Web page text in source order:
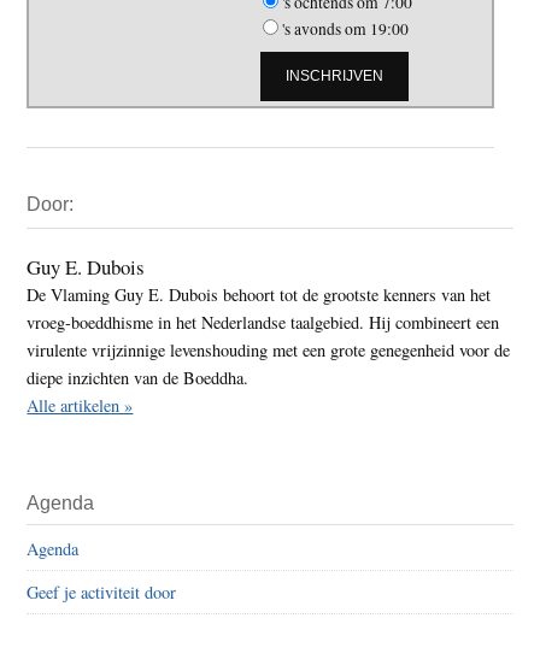
's avonds om 19:00
Sidebar
Door:
Guy E. Dubois
De Vlaming Guy E. Dubois behoort tot de grootste kenners van het
vroeg-boeddhisme in het Nederlandse taalgebied. Hij combineert een
virulente vrijzinnige levenshouding met een grote genegenheid voor de
diepe inzichten van de Boeddha.
Alle artikelen »
Agenda
Agenda
Geef je activiteit door